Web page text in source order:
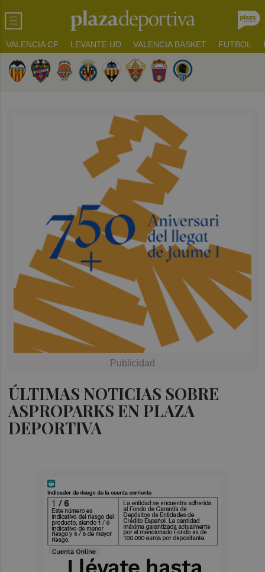
VALENCIA CF LEVANTE UD VALENCIA BASKET FUTBOL
ÚLTIMAS NOTICIAS SOBRE
ASPROPARKS EN PLAZA
DEPORTIVA